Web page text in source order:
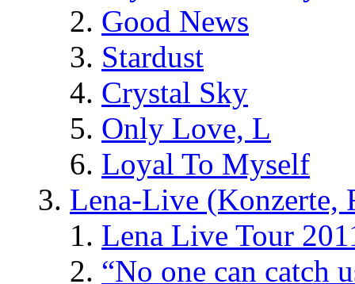
Good News
Stardust
Crystal Sky
Only Love, L
Loyal To Myself
Lena-Live (Konzerte,
Lena Live Tour
“No one can catch